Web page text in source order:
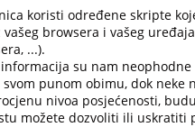
koristi određene skripte
browsera i vašeg
...).
su nam
punom obimu, dok neke
nivoa posjećenosti,
možete dozvoliti ili